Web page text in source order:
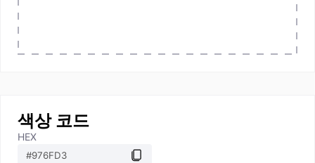
색상 코드
HEX